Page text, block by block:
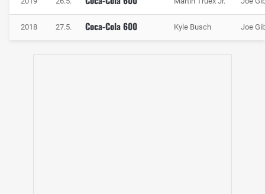
2018 27.5. Coca-Cola 600 Kyle Busch Joe